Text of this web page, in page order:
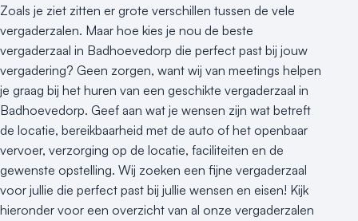
Duurzame locatie
Groene locatie
Heisessie
Hotel
Hybride events
Industriële locatie
Kasteel en landgoed
Kleine / intieme locatie
Locaties aan zee
Museum
Zoals je ziet zitten er grote verschillen tussen de vele
vergaderzalen. Maar hoe kies je nou de beste
vergaderzaal in Badhoevedorp die perfect past bij jouw
vergadering? Geen zorgen, want wij van meetings helpen
je graag bij het huren van een geschikte vergaderzaal in
Badhoevedorp. Geef aan wat je wensen zijn wat betreft
de locatie, bereikbaarheid met de auto of het openbaar
vervoer, verzorging op de locatie, faciliteiten en de
gewenste opstelling. Wij zoeken een fijne vergaderzaal
voor jullie die perfect past bij jullie wensen en eisen! Kijk
hieronder voor een overzicht van al onze vergaderzalen